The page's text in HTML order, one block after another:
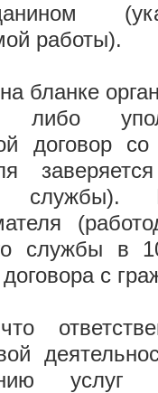
работы).
бланке
либо
договор со
службы).
службы в
с
услуг